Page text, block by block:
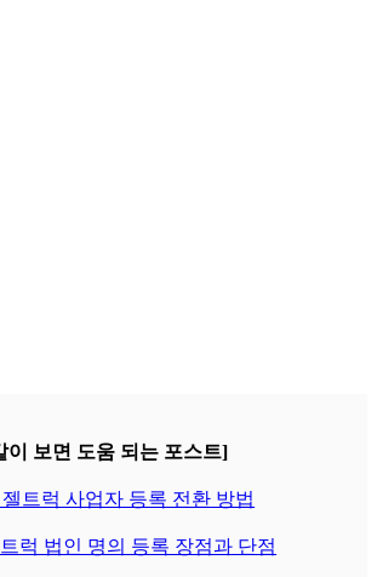
이 보면 도움 되는 포스트]
트럭 사업자 등록 전환 방법
럭 법인 명의 등록 장점과 단점